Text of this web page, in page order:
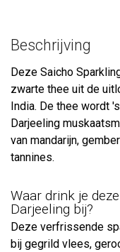
Beschrijving
Deze Saicho
zwarte thee uit de
India. De thee wordt
Darjeeling
van mandarijn,
tannines.
Waar drink je
Darjeeling bij?
Deze verfrissende
bij gegrild vlees,